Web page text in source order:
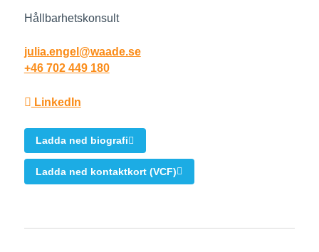
Hållbarhetskonsult
julia.engel@waade.se
+46 702 449 180
LinkedIn
Ladda ned biografi
Ladda ned kontaktkort (VCF)